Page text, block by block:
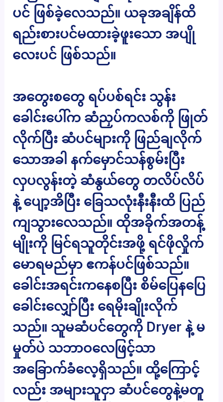
ပင် ဖြစ်ခဲ့လေသည်။ ယခုအချိန်ထိ
ရည်းစားပင်မထားခဲ့ဖူးသော အပျို
လေးပင် ဖြစ်သည်။
အတွေးစတွေ ရပ်ပစ်ရင်း သွန်း
ခေါင်းပေါ်က ဆံညှပ်ကလစ်ကို ဖြုတ်
လိုက်ပြီး ဆံပင်များကို ဖြည်ချလိုက်
သောအခါ နက်မှောင်သန်စွမ်းပြီး
လှပလွန်းတဲ့ ဆံနွယ်တွေ တလိပ်လိပ်
နဲ့ ပျော့အိပြီး ခြေသလုံးနီးနီးထိ ပြည်
ကျသွားလေသည်။ ထိုအခိုက်အတန့်
မျိုးကို မြင်ရသူတိုင်းအဖို့ ရင်ဖိုလှိုက်
မောရမည်မှာ ဧကန်ပင်ဖြစ်သည်။
ခေါင်းအရင်းကနေစပြီး စိမ်ပြေနပြေ
ခေါင်းလျှော်ပြီး ရေမိုးချိုးလိုက်
သည်။ သူမဆံပင်တွေကို Dryer နဲ့ မ
မှုတ်ပဲ သဘာဝလေဖြင့်သာ
အခြောက်ခံလေ့ရှိသည်။ ထို့ကြောင့်
လည်း အများသူငှာ ဆံပင်တွေနဲ့မတူ